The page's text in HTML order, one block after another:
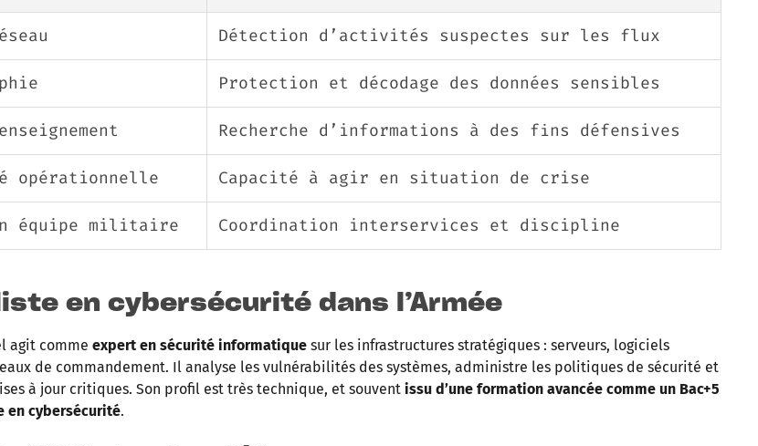
Détection d’activités suspectes sur les flux
Protection et décodage des données sensibles
Recherche d’informations à des fins défensives
opérationnelle Capacité à agir en situation de crise
équipe militaire Coordination interservices et discipline
en cybersécurité dans l’Armée
agit comme expert en sécurité informatique sur les infrastructures stratégiques : serveurs, logiciels
de commandement. Il analyse les vulnérabilités des systèmes, administre les politiques de sécurité et
à jour critiques. Son profil est très technique, et souvent issu d’une formation avancée comme un Bac+5
en cybersécurité.